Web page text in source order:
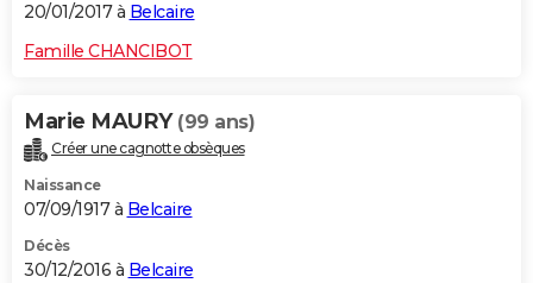
20/01/2017 à Belcaire
Famille CHANCIBOT
Marie MAURY (99 ans)
Créer une cagnotte obsèques
Naissance
07/09/1917 à Belcaire
Décès
30/12/2016 à Belcaire